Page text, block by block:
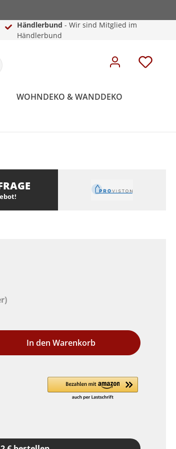
Händlerbund - Wir sind Mitglied im
Händlerbund
WOHNDEKO & WANDDEKO
In den Warenkorb